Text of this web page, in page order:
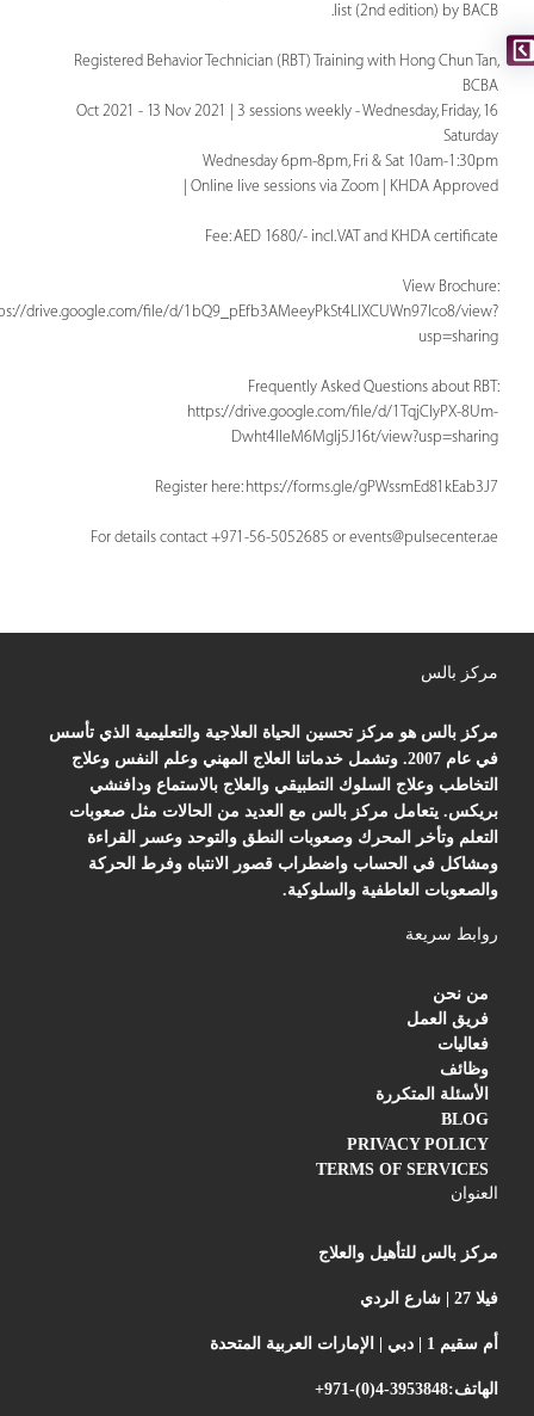
list (2nd edition) by BACB.
Registered Behavior Technician (RBT) Training with Hong Chun Tan,
BCBA
16 Oct 2021 - 13 Nov 2021 | 3 sessions weekly - Wednesday, Friday,
Saturday
Wednesday 6pm-8pm, Fri & Sat 10am-1:30pm
Online live sessions via Zoom | KHDA Approved |
Fee: AED 1680/- incl. VAT and KHDA certificate
View Brochure:
drive.google.com/file/d/1bQ9_pEfb3AMeeyPkSt4LlXCUWn97Ico8/view?
usp=sharing
Frequently Asked Questions about RBT:
https://drive.google.com/file/d/1TqjClyPX-8Um-
Dwht4IIeM6MgIj5J16t/view?usp=sharing
Register here: https://forms.gle/gPWssmEd81kEab3J7
For details contact +971-56-5052685 or events@pulsecenter.ae
مركز بالس
مركز بالس هو مركز تحسين الحياة العلاجية والتعليمية الذي تأسس
في عام 2007. وتشمل خدماتنا العلاج المهني وعلم النفس وعلاج
التخاطب وعلاج السلوك التطبيقي والعلاج بالاستماع ودافنشي
بريكس. يتعامل مركز بالس مع العديد من الحالات مثل صعوبات
التعلم وتأخر المحرك وصعوبات النطق والتوحد وعسر القراءة
ومشاكل في الحساب واضطراب قصور الانتباه وفرط الحركة
والصعوبات العاطفية والسلوكية.
روابط سريعة
من نحن
فريق العمل
فعاليات
وظائف
الأسئلة المتكررة
BLOG
PRIVACY POLICY
TERMS OF SERVICES
العنوان
مركز بالس للتأهيل والعلاج
فيلا 27 | شارع الردي
أم سقيم 1 | دبي | الإمارات العربية المتحدة
الهاتف:+971-(0)4-3953848